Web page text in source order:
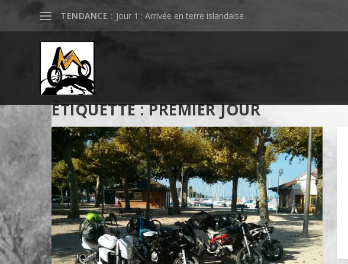
TENDANCE : Jour 1 : Arrivée en terre islandaise
ÉTIQUETTE :PREMIER JOUR